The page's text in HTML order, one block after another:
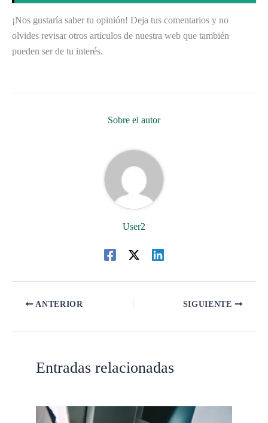
¡Nos gustaría saber tu opinión! Deja tus comentarios y no
olvides revisar otros artículos de nuestra web que también
pueden ser de tu interés.
Sobre el autor
User2
ANTERIOR SIGUIENTE
Entradas relacionadas